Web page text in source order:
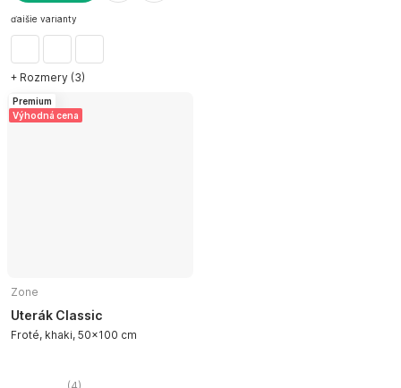
DO KOŠÍKA
ďalšie varianty
+ Rozmery (3)
Premium
Výhodná cena
Zone
Uterák Classic
Froté, khaki, 50x100 cm